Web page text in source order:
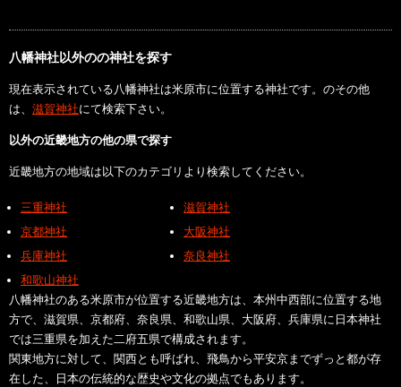
八幡神社以外のの神社を探す
現在表示されている八幡神社は米原市に位置する神社です。のその他
は、 滋賀神社にて検索下さい。
以外の近畿地方の他の県で探す
近畿地方の地域は以下のカテゴリより検索してください。
三重神社
滋賀神社
京都神社
大阪神社
兵庫神社
奈良神社
和歌山神社
八幡神社のある米原市が位置する近畿地方は、本州中西部に位置する地
方で、滋賀県、京都府、奈良県、和歌山県、大阪府、兵庫県に日本神社
では三重県を加えた二府五県で構成されます。
関東地方に対して、関西とも呼ばれ、飛鳥から平安京までずっと都が存
在した、日本の伝統的な歴史や文化の拠点でもあります。